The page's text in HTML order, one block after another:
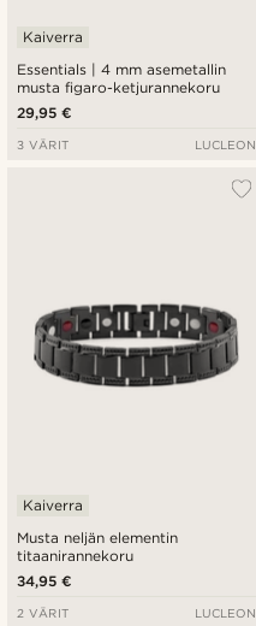
Essentials | 4 mm asemetallin
musta figaro-ketjurannekoru
Kaiverra
29,95 €
3 VÄRIT LUCLEON
Musta neljän elementin
titaanirannekoru
Kaiverra
34,95 €
2 VÄRIT LUCLEON